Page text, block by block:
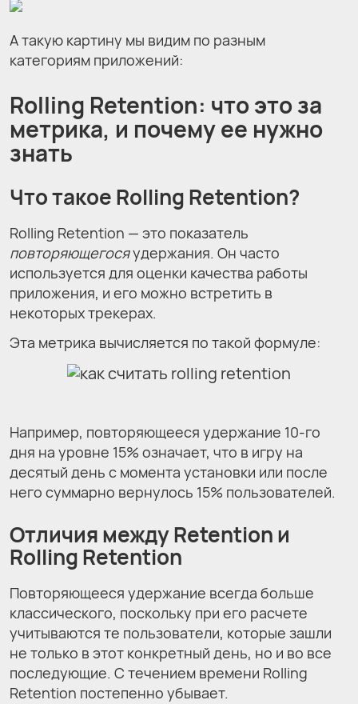
А такую картину мы видим по разным
категориям приложений:
Rolling Retention: что это за
метрика, и почему ее нужно
знать
Что такое Rolling Retention?
Rolling Retention — это показатель
повторяющегосяудержания. Он часто
используется для оценки качества работы
приложения, и его можно встретить в
некоторых трекерах.
Эта метрика вычисляется по такой формуле:
Например, повторяющееся удержание 10-го
дня на уровне 15% означает, что в игру на
десятый день с момента установки или после
него суммарно вернулось 15% пользователей.
Отличия между Retention и
Rolling Retention
Повторяющееся удержание всегда больше
классического, поскольку при его расчете
учитываются те пользователи, которые зашли
не только в этот конкретный день, но и во все
последующие. С течением времени Rolling
Retention постепенно убывает.